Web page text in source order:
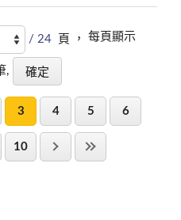
/ 24 頁 ， 每頁顯示
,
3 4 5 6
10